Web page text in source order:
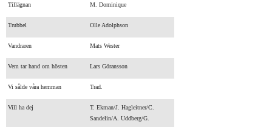
Tillägnan M. Dominique
Trubbel Olle Adolphson
Vandraren Mats Wester
Vem tar hand om hösten Lars Göransson
Vi sålde våra hemman Trad.
Vill ha dej
T. Ekman/J. Hagleitner/C.
Sandelin/A. Uddberg/G.